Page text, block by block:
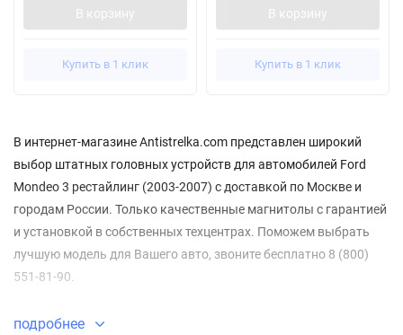
В корзину
Купить в 1 клик
В корзину
Купить в 1 клик
В интернет-магазине Antistrelka.com представлен широкий
выбор штатных головных устройств для автомобилей Ford
Mondeo 3 рестайлинг (2003-2007) с доставкой по Москве и
городам России. Только качественные магнитолы с гарантией
и установкой в собственных техцентрах. Поможем выбрать
лучшую модель для Вашего авто, звоните бесплатно 8 (800)
551-81-90.
Часто задаваемые вопросы про Штатные
подробнее